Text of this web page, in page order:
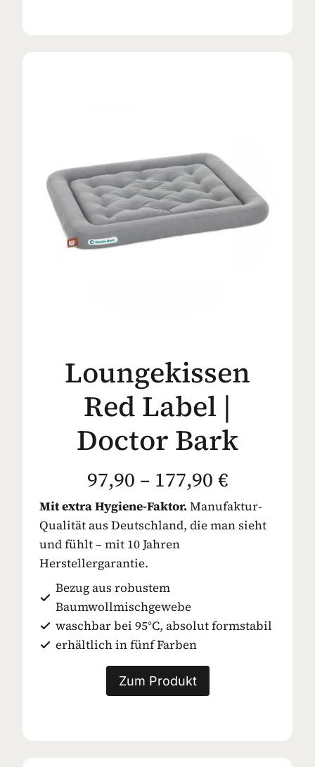
Loungekissen
Red Label |
Doctor Bark
97,90 – 177,90 €
Mit extra Hygiene-Faktor.Manufaktur-
Qualität aus Deutschland, die man sieht
und fühlt – mit 10 Jahren
Herstellergarantie.
Bezug aus robustem
Baumwollmischgewebe
waschbar bei 95°C, absolut formstabil
erhältlich in fünf Farben
Zum Produkt